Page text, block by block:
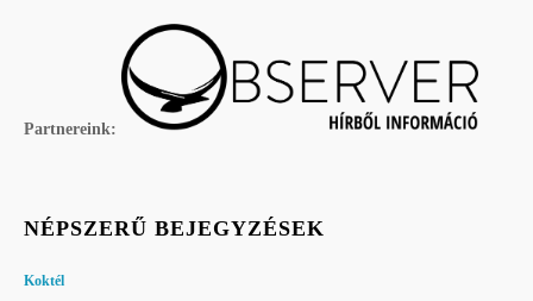
Partnereink:
NÉPSZERŰ BEJEGYZÉSEK
Koktél